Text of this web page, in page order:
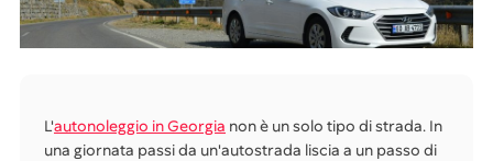
L'autonoleggio in Georgia non è un solo tipo di strada. In
una giornata passi da un'autostrada liscia a un passo di